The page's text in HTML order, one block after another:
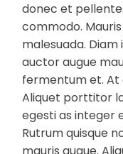
donec et
commodo.
malesuada. Diam
auctor augue
fermentum et. At
Aliquet porttitor
egesti as integer
Rutrum quisque